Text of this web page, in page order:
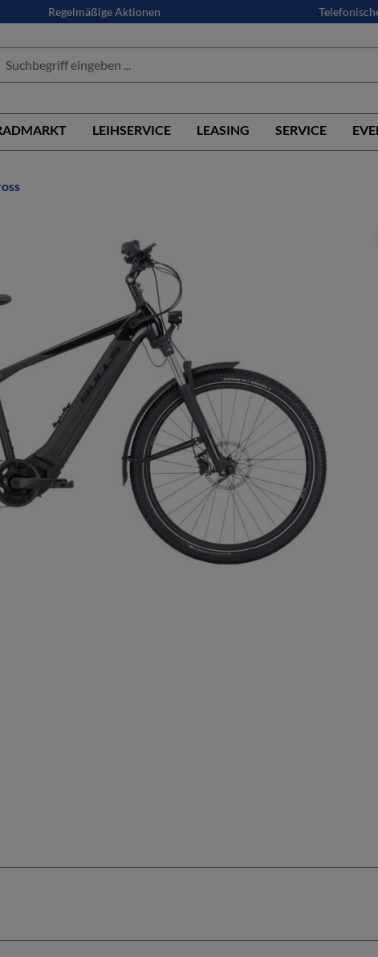
Regelmäßige Aktionen
LEIHSERVICE LEASING SERVICE